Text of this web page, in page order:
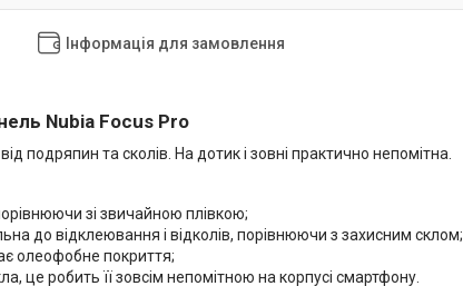
Інформація для замовлення
Nubia Focus Pro
подряпин та сколів. На дотик і зовні практично непомітна.
зі звичайною плівкою;
до відклеювання і відколів, порівнюючи з захисним склом;
олеофобне покриття;
це робить її зовсім непомітною на корпусі смартфону.